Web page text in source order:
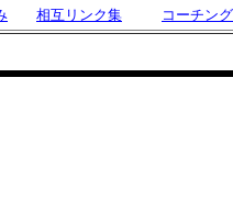
相互リンク集 コーチン